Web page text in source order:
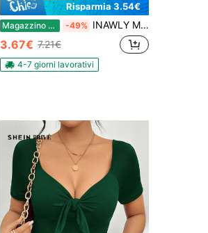
Risparmia 3.54€
Magazzino EU -49% INAWLY Maglietta casual da donna con stampa a lettere e scollo rotondo, manica corta
3.67€ 7.21€
4-7 giorni lavorativi